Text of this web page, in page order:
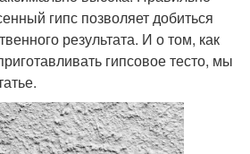
гипс позволяет добиться
результата. И о том, как
гипсовое тесто, мы